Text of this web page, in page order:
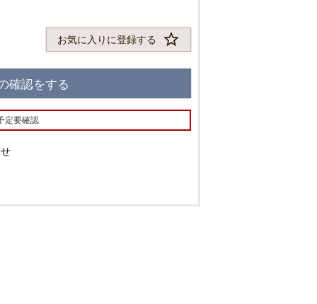
お気に入りに登録する
確認をする
定要確認